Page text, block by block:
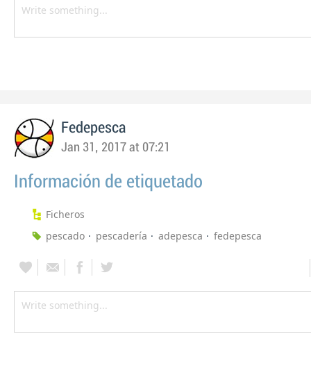
Fedepesca
Jan 31, 2017 at 07:21
Información de etiquetado
Ficheros
pescado
pescadería adepesca fedepesca